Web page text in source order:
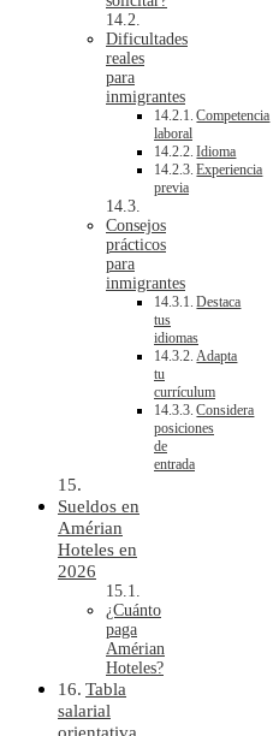
Dificultades
reales
para
inmigrantes
Competencia
laboral
Idioma
Experiencia
previa
Consejos
prácticos
para
inmigrantes
Destaca
tus
idiomas
Adapta
tu
currículum
Considera
posiciones
de
entrada
Sueldos en
Amérian
Hoteles en
2026
¿Cuánto
paga
Amérian
Hoteles?
Tabla
salarial